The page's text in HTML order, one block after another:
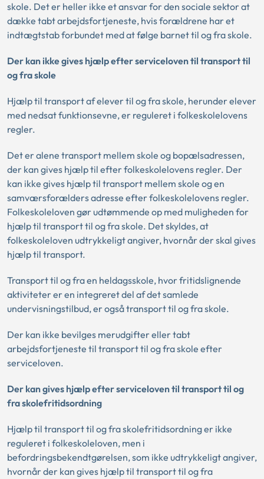
skole. Det er heller ikke et ansvar for den sociale sektor at
dække tabt arbejdsfortjeneste, hvis forældrene har et
indtægtstab forbundet med at følge barnet til og fra skole.
Der kan ikke gives hjælp efter serviceloven til transport til
og fra skole
Hjælp til transport af elever til og fra skole, herunder elever
med nedsat funktionsevne, er reguleret i folkeskolelovens
regler.
Det er alene transport mellem skole og bopælsadressen,
der kan gives hjælp til efter folkeskolelovens regler. Der
kan ikke gives hjælp til transport mellem skole og en
samværsforælders adresse efter folkeskolelovens regler.
Folkeskoleloven gør udtømmende op med muligheden for
hjælp til transport til og fra skole. Det skyldes, at
folkeskoleloven udtrykkeligt angiver, hvornår der skal gives
hjælp til transport.
Transport til og fra en heldagsskole, hvor fritidslignende
aktiviteter er en integreret del af det samlede
undervisningstilbud, er også transport til og fra skole.
Der kan ikke bevilges merudgifter eller tabt
arbejdsfortjeneste til transport til og fra skole efter
serviceloven.
Der kan gives hjælp efter serviceloven til transport til og
fra skolefritidsordning
Hjælp til transport til og fra skolefritidsordning er ikke
reguleret i folkeskoleloven, men i
befordringsbekendtgørelsen, som ikke udtrykkeligt angiver,
hvornår der kan gives hjælp til transport til og fra